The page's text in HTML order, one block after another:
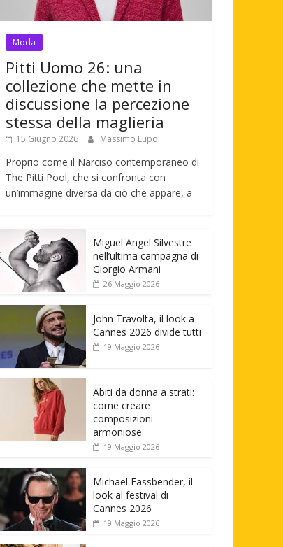
Moda
Pitti Uomo 26: una
collezione che mette in
discussione la percezione
stessa della maglieria
15 Giugno 2026 Massimo Lupo
Proprio come il Narciso contemporaneo di
The Pitti Pool, che si confronta con
un’immagine diversa da ciò che appare, a
Miguel Angel Silvestre
nell’ultima campagna di
Giorgio Armani
26 Maggio 2026
John Travolta, il look a
Cannes 2026 divide tutti
19 Maggio 2026
Abiti da donna a strati:
come creare
composizioni
armoniose
19 Maggio 2026
Michael Fassbender, il
look al festival di
Cannes 2026
19 Maggio 2026